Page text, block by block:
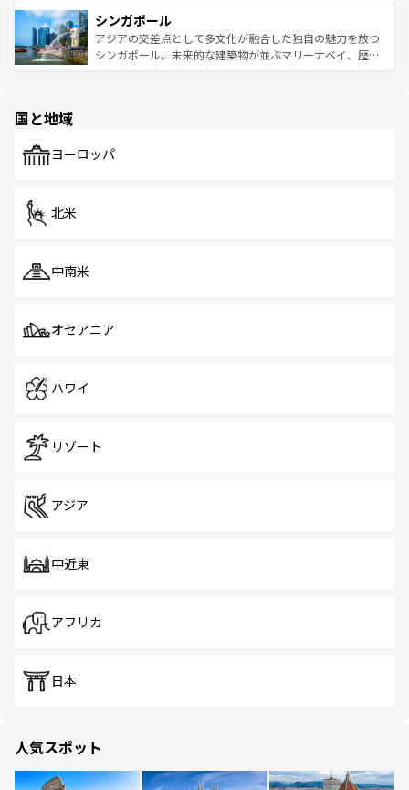
参照してほしい。
激する。気候は一年中温暖で、どの季節にも異なる楽しみ
が待っている。親しみやすいタイの人々、仏教を中心とし
た文化、そして多様な観光資源が、訪れる旅人を魅了し続
み、どこを訪れても感動するはず。観光スポットが密集し
ており、効率よく見どころを回れるのも魅力。息をのむよ
うな絶景から文化的な体験まで、香港を存分に楽しみ尽く
シンガポール
アジアの交差点として多文化が融合した独自の魅力を放つ
シンガポール。未来的な建築物が並ぶマリーナベイ、歴史
で、ホーカーズは地元の風情を楽しめる外せないスポット
国と地域
ヨーロッパ
北米
中南米
オセアニア
ハワイ
リゾート
アジア
中近東
アフリカ
日本
人気スポット